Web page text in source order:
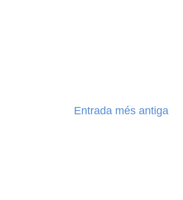
Entrada més antiga